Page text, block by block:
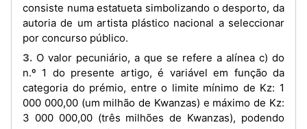
consiste numa estatueta simbolizando o desporto, da
autoria de um artista plástico nacional a seleccionar
por concurso público.
3. O valor pecuniário, a que se refere a alínea c) do
n.º 1 do presente artigo, é variável em função da
categoria do prémio, entre o limite mínimo de Kz: 1
000 000,00 (um milhão de Kwanzas) e máximo de Kz:
3 000 000,00 (três milhões de Kwanzas), podendo